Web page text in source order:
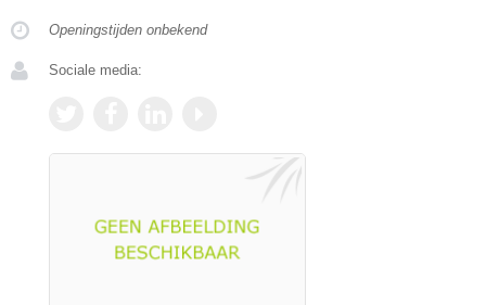
Openingstijden onbekend
Sociale media: